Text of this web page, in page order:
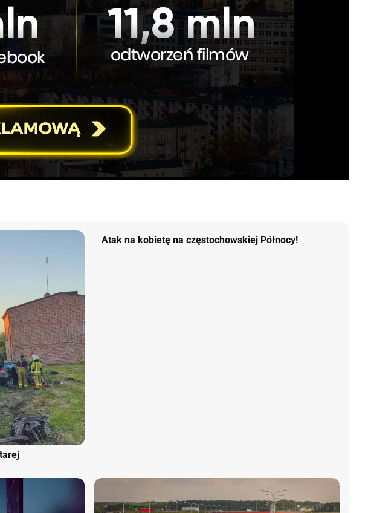
Atak na kobietę na częstochowskiej Północy!